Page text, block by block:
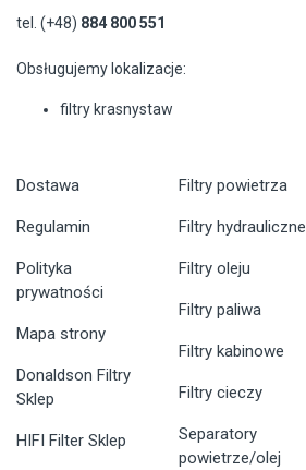
tel. (+48) 884 800 551
Obsługujemy lokalizacje:
filtry krasnystaw
Dostawa
Regulamin
Polityka
prywatności
Mapa strony
Donaldson Filtry
Sklep
HIFI Filter Sklep
Filtry powietrza
Filtry hydrauliczne
Filtry oleju
Filtry paliwa
Filtry kabinowe
Filtry cieczy
Separatory
powietrze/olej